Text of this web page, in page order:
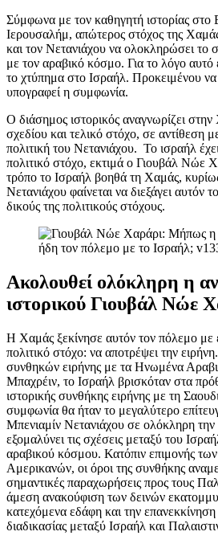
Σύμφωνα με τον καθηγητή ιστορίας στο
Ιερουσαλήμ, απώτερος στόχος της
και τον Νετανιάχου να ολοκληρώσει το
με τον αραβικό κόσμο. Για το λόγο αυτό
το χτύπημα στο Ισραήλ. Προκειμένου
υπογραφεί η συμφωνία.
Ο διάσημος ιστορικός αναγνωρίζει
σχεδίου και τελικό στόχο, σε αντίθεση
πολιτική του Νετανιάχου. Το ισραήλ
πολιτικό στόχο, εκτιμά ο Γιουβάλ Νώε
τρόπο το Ισραήλ βοηθά τη Χαμάς,
Νετανιάχου φαίνεται να διεξάγει αυτόν
δικούς της πολιτικούς στόχους.
Ακολουθεί ολόκληρη η
ιστορικού Γιουβάλ Νώε
Η Χαμάς ξεκίνησε αυτόν τον πόλεμο με
πολιτικό στόχο: να αποτρέψει την
συνθηκών ειρήνης με τα Ηνωμένα
Μπαχρέιν, το Ισραήλ βρισκόταν στα
ιστορικής συνθήκης ειρήνης με τη
συμφωνία θα ήταν το μεγαλύτερο
Μπενιαμίν Νετανιάχου σε ολόκληρη την
εξομαλύνει τις σχέσεις μεταξύ του
αραβικού κόσμου. Κατόπιν επιμονής
Αμερικανών, οι όροι της συνθήκης
σημαντικές παραχωρήσεις προς τους
άμεση ανακούφιση των δεινών
κατεχόμενα εδάφη και την επανεκκίνηση
διαδικασίας μεταξύ Ισραήλ και